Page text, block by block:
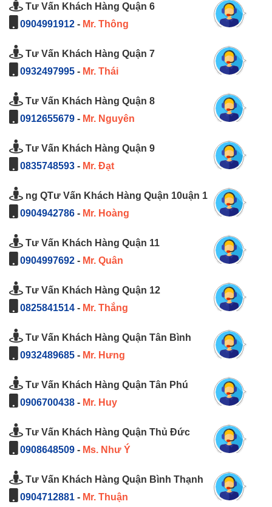
Tư Vấn Khách Hàng Quận 6
0904991912 - Mr. Thông
Tư Vấn Khách Hàng Quận 7
0932497995 - Mr. Thái
Tư Vấn Khách Hàng Quận 8
0912655679 - Mr. Nguyên
Tư Vấn Khách Hàng Quận 9
0835748593 - Mr. Đạt
ng QTư Vấn Khách Hàng Quận 10uận 1
0904942786 - Mr. Hoàng
Tư Vấn Khách Hàng Quận 11
0904997692 - Mr. Quân
Tư Vấn Khách Hàng Quận 12
0825841514 - Mr. Thắng
Tư Vấn Khách Hàng Quận Tân Bình
0932489685 - Mr. Hưng
Tư Vấn Khách Hàng Quận Tân Phú
0906700438 - Mr. Huy
Tư Vấn Khách Hàng Quận Thủ Đức
0908648509 - Ms. Như Ý
Tư Vấn Khách Hàng Quận Bình Thạnh
0904712881 - Mr. Thuận